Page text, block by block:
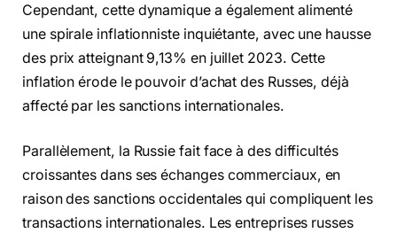
Cependant, cette dynamique a également alimenté
une spirale inflationniste inquiétante, avec une hausse
des prix atteignant 9,13% en juillet 2023. Cette
inflation érode le pouvoir d’achat des Russes, déjà
affecté par les sanctions internationales.
Parallèlement, la Russie fait face à des difficultés
croissantes dans ses échanges commerciaux, en
raison des sanctions occidentales qui compliquent les
transactions internationales. Les entreprises russes